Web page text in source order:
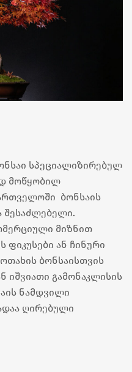
სპეციალიზირებულ
მოწყობილ
ბონსაის
შესაძლებელი.
მიზნით
ფიკუსები ან ჩინური
ბონსაისთვის
იშვიათი გამონაკლისის
ნამდვილი
ღირებული